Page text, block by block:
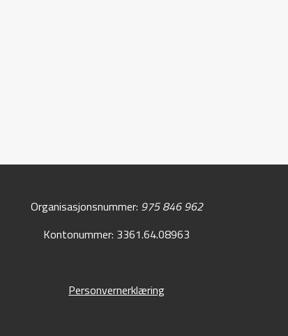
Organisasjonsnummer: 975 846 962
Kontonummer: 3361.64.08963
Personvernerklæring